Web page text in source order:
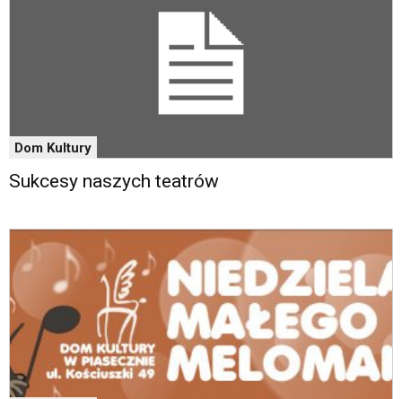
Dom Kultury
Sukcesy naszych teatrów